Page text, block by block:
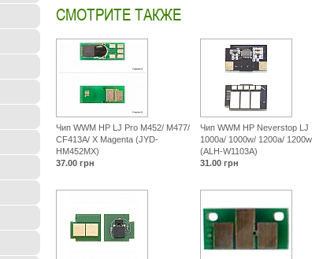
СМОТРИТЕ ТАКЖЕ
Чип WWM HP LJ Pro M452/ M477/
CF413A/ X Magenta (JYD-
HM452MX)
Чип WWM HP Neverstop LJ
1000a/ 1000w/ 1200a/ 1200w
(ALH-W1103A)
37.00 грн 31.00 грн